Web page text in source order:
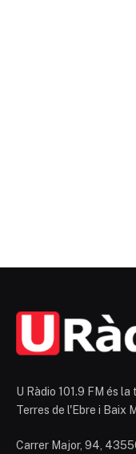
U Ràdio 101.9 FM és
Terres de l'Ebre i Baix
Carrer Major, 94,